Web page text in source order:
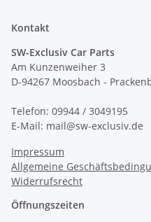
Kontakt
SW-Exclusiv Car Parts
Am Kunzenweiher 3
D-94267 Moosbach -
Telefon: 09944 / 3049195
E-Mail: mail@sw-exclusiv.de
Impressum
Allgemeine
Widerrufsrecht
Öffnungszeiten